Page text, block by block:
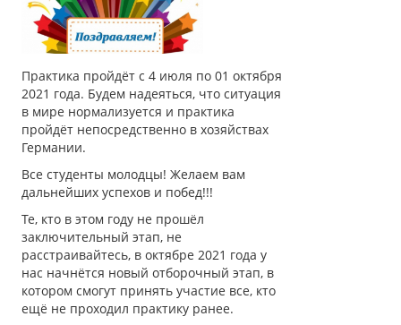
Практика пройдёт с 4 июля по 01 октября
2021 года. Будем надеяться, что ситуация
в мире нормализуется и практика
пройдёт непосредственно в хозяйствах
Германии.
Все студенты молодцы! Желаем вам
дальнейших успехов и побед!!!
Те, кто в этом году не прошёл
заключительный этап, не
расстраивайтесь, в октябре 2021 года у
нас начнётся новый отборочный этап, в
котором смогут принять участие все, кто
ещё не проходил практику ранее.